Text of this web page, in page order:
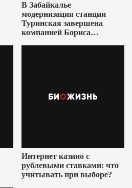
В Забайкалье
модернизация станции
Туринская завершена
компанией Бориса
Интернет казино с
рублевыми ставками: что
учитывать при выборе?